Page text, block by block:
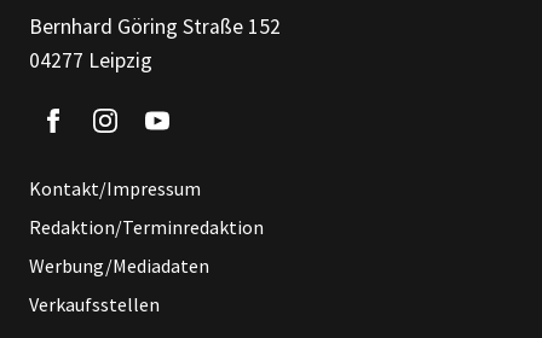
Bernhard Göring Straße 152
04277 Leipzig
Kontakt/Impressum
Redaktion/Terminredaktion
Werbung/Mediadaten
Verkaufsstellen